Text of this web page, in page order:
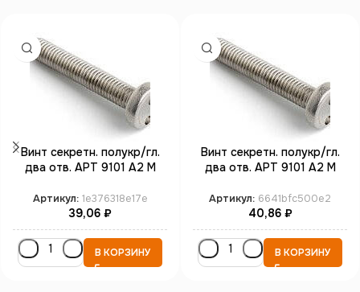
Винт секретн. полукр/гл.
два отв. АРТ 9101 А2 M
Артикул: 1e376318e17e
39,06 ₽
В КОРЗИНУ
Винт секретн. полукр/гл.
два отв. АРТ 9101 А2 M
Артикул: 6641bfc500e2
40,86 ₽
В КОРЗИНУ